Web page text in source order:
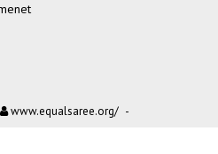
www.equalsaree.org/ -